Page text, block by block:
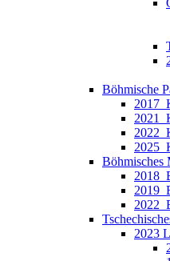
Böhmische
Böhmisches
2023